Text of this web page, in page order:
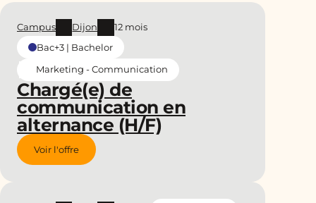
Chargé(e) de
communication en
alternance (H/F)
Campus Dijon
12 mois
Bac+3 | Bachelor
Marketing - Communication
Voir l'offre